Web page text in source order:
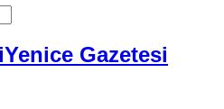
Yenice Gazetesi